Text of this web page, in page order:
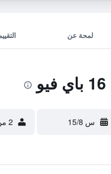
لمحة عن
س 15/8 2 من الضيوف، غرفة واحدة